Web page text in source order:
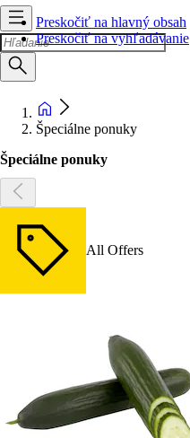
Preskočiť na hlavný obsah
Preskočiť na vyhľadávanie
Špeciálne ponuky
Špeciálne ponuky
All Offers